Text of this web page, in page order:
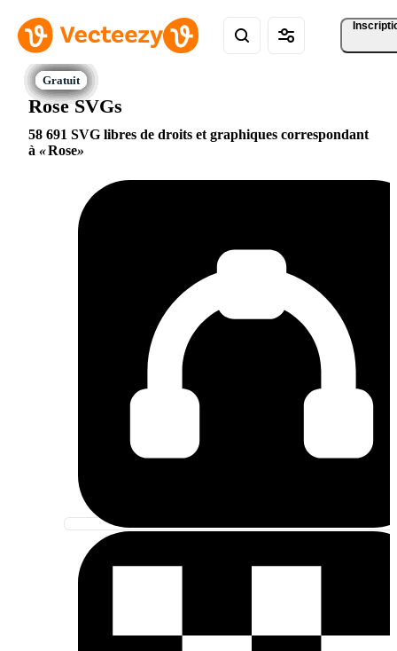
Rose SVGs
58 691 SVG libres de droits et graphiques correspondant
à
Rose